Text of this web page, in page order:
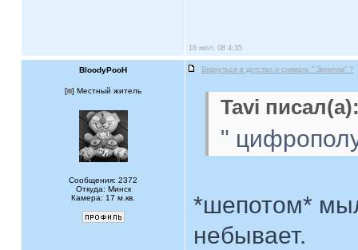
16 июл, 08 4:35
BloodyPooH Вернуться в детство и снимать " Зенитом" ?
[ ] Местный житель
Сообщения: 2372
Откуда: Минск
Камера: 17 м.кв.
Tavi
"
*шепотом*
небывает.